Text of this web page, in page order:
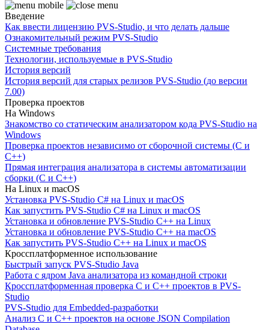
Введение
Как ввести лицензию PVS-Studio, и что делать дальше
Ознакомительный режим PVS-Studio
Системные требования
Технологии, используемые в PVS-Studio
История версий
История версий для старых релизов PVS-Studio (до версии
7.00)
Проверка проектов
На Windows
Знакомство со статическим анализатором кода PVS-Studio на
Windows
Проверка проектов независимо от сборочной системы (C и
C++)
Прямая интеграция анализатора в системы автоматизации
сборки (C и C++)
На Linux и macOS
Установка PVS-Studio C# на Linux и macOS
Как запустить PVS-Studio C# на Linux и macOS
Установка и обновление PVS-Studio C++ на Linux
Установка и обновление PVS-Studio C++ на macOS
Как запустить PVS-Studio C++ на Linux и macOS
Кроссплатформенное использование
Быстрый запуск PVS-Studio Java
Работа с ядром Java анализатора из командной строки
Кроссплатформенная проверка C и C++ проектов в PVS-
Studio
PVS-Studio для Embedded-разработки
Анализ C и C++ проектов на основе JSON Compilation